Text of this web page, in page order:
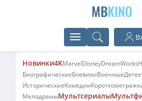
MBKINO
Новинки4KMarvelDisneyDreamWorks
БиографическиеБоевикиВоенные
ИсторическиеКомедии
МелодрамыМультсериалы